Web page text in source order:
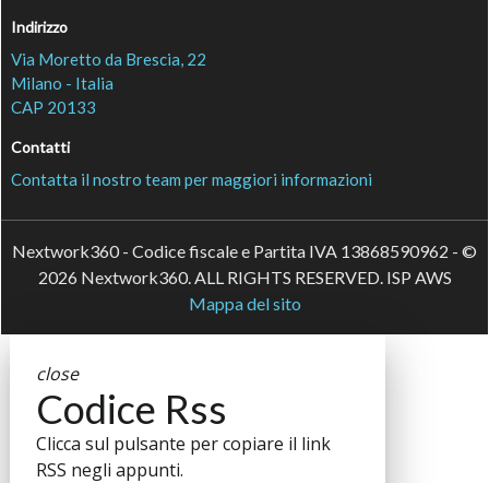
Indirizzo
Via Moretto da Brescia, 22
Milano - Italia
CAP 20133
Contatti
Contatta il nostro team per maggiori informazioni
Nextwork360 - Codice fiscale e Partita IVA 13868590962 - ©
2026 Nextwork360. ALL RIGHTS RESERVED. ISP AWS
Mappa del sito
close
Codice Rss
Clicca sul pulsante per copiare il link
RSS negli appunti.